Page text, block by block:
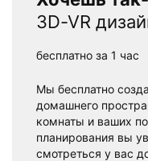
3D-VR
бесплатно за 1 час
Мы бесплатно
домашнего
комнаты и ваших
планирования вы
смотреться у вас